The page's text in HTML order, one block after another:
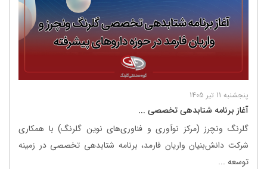
پنجشنبه 11 تیر 1405
آغاز برنامه شتابدهی تخصصی ...
گلرنگ ونچرز (مرکز نوآوری و فناوری‌های نوین گلرنگ) با همکاری
شرکت دانش‌بنیان واریان فارمد، برنامه شتابدهی تخصصی در زمینه
توسعه ...